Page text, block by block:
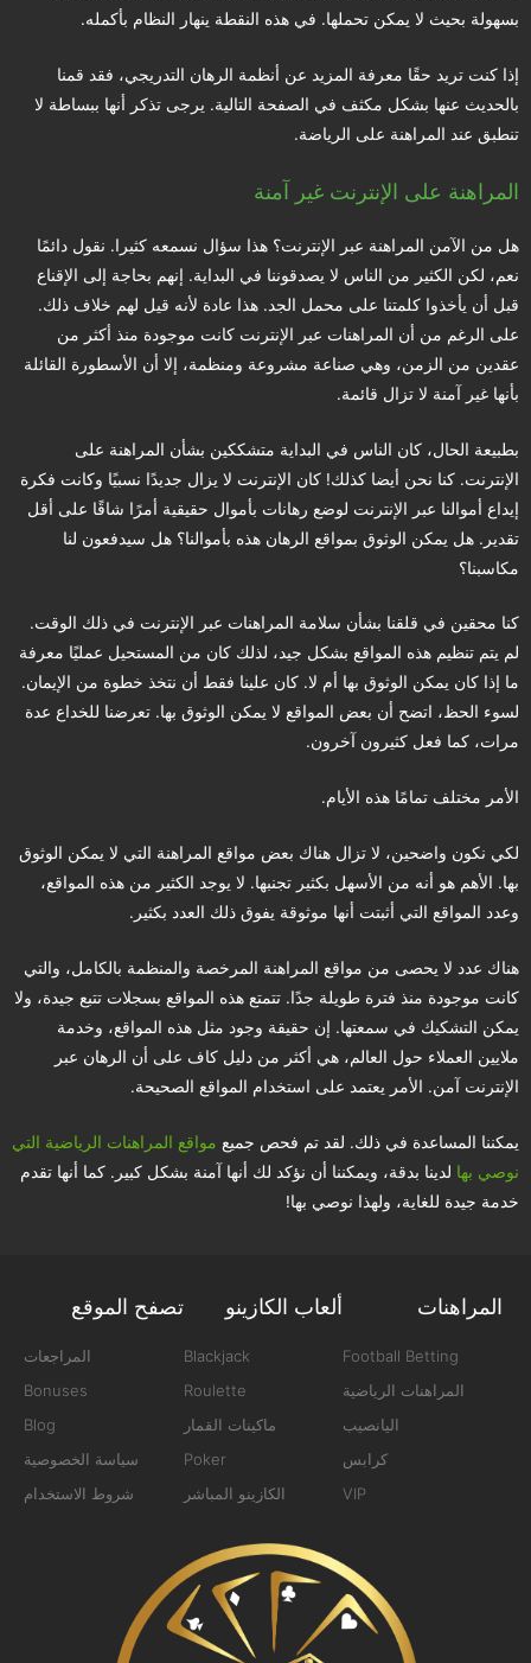
بسهولة بحيث لا يمكن تحملها. في هذه النقطة ينهار النظام بأكمله.
إذا كنت تريد حقًا معرفة المزيد عن أنظمة الرهان التدريجي، فقد قمنا
بالحديث عنها بشكل مكثف في الصفحة التالية. يرجى تذكر أنها ببساطة لا
تنطبق عند المراهنة على الرياضة.
المراهنة على الإنترنت غير آمنة
هل من الآمن المراهنة عبر الإنترنت؟ هذا سؤال نسمعه كثيرا. نقول دائمًا
نعم، لكن الكثير من الناس لا يصدقوننا في البداية. إنهم بحاجة إلى الإقناع
قبل أن يأخذوا كلمتنا على محمل الجد. هذا عادة لأنه قيل لهم خلاف ذلك.
على الرغم من أن المراهنات عبر الإنترنت كانت موجودة منذ أكثر من
عقدين من الزمن، وهي صناعة مشروعة ومنظمة، إلا أن الأسطورة القائلة
بأنها غير آمنة لا تزال قائمة.
بطبيعة الحال، كان الناس في البداية متشككين بشأن المراهنة على
الإنترنت. كنا نحن أيضا كذلك! كان الإنترنت لا يزال جديدًا نسبيًا وكانت فكرة
إيداع أموالنا عبر الإنترنت لوضع رهانات بأموال حقيقية أمرًا شاقًا على أقل
تقدير. هل يمكن الوثوق بمواقع الرهان هذه بأموالنا؟ هل سيدفعون لنا
مكاسبنا؟
كنا محقين في قلقنا بشأن سلامة المراهنات عبر الإنترنت في ذلك الوقت.
لم يتم تنظيم هذه المواقع بشكل جيد، لذلك كان من المستحيل عمليًا معرفة
ما إذا كان يمكن الوثوق بها أم لا. كان علينا فقط أن نتخذ خطوة من الإيمان.
لسوء الحظ، اتضح أن بعض المواقع لا يمكن الوثوق بها. تعرضنا للخداع عدة
مرات، كما فعل كثيرون آخرون.
الأمر مختلف تمامًا هذه الأيام.
لكي نكون واضحين، لا تزال هناك بعض مواقع المراهنة التي لا يمكن الوثوق
بها. الأهم هو أنه من الأسهل بكثير تجنبها. لا يوجد الكثير من هذه المواقع،
وعدد المواقع التي أثبتت أنها موثوقة يفوق ذلك العدد بكثير.
هناك عدد لا يحصى من مواقع المراهنة المرخصة والمنظمة بالكامل، والتي
كانت موجودة منذ فترة طويلة جدًا. تتمتع هذه المواقع بسجلات تتبع جيدة، ولا
يمكن التشكيك في سمعتها. إن حقيقة وجود مثل هذه المواقع، وخدمة
ملايين العملاء حول العالم، هي أكثر من دليل كاف على أن الرهان عبر
الإنترنت آمن. الأمر يعتمد على استخدام المواقع الصحيحة.
يمكننا المساعدة في ذلك. لقد تم فحص جميع مواقع المراهنات الرياضية التي
نوصي بها لدينا بدقة، ويمكننا أن نؤكد لك أنها آمنة بشكل كبير. كما أنها تقدم
خدمة جيدة للغاية، ولهذا نوصي بها!
تصفح الموقع
المراجعات
Bonuses
Blog
سياسة الخصوصية
شروط الاستخدام
ألعاب الكازينو
Blackjack
Roulette
ماكينات القمار
Poker
الكازينو المباشر
المراهنات
Football Betting
المراهنات الرياضية
اليانصيب
كرابس
VIP